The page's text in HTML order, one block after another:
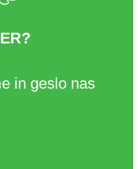
in geslo nas